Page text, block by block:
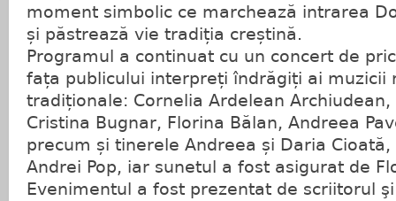
moment simbolic ce marchează intrarea
și păstrează vie tradiția creștină.
Programul a continuat cu un concert de
fața publicului interpreți îndrăgiți ai muzicii
tradiționale: Cornelia Ardelean Archiudean,
Cristina Bugnar, Florina Bălan, Andreea
precum și tinerele Andreea și Daria
Andrei Pop, iar sunetul a fost asigurat de
Evenimentul a fost prezentat de scriitorul